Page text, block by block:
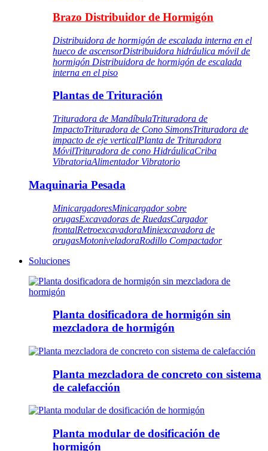
Brazo Distribuidor de Hormigón
Distribuidora de hormigón de escalada interna en el
hueco de ascensorDistribuidora hidráulica móvil de
hormigón Distribuidora de hormigón de escalada
interna en el piso
Plantas de Trituración
Trituradora de MandíbulaTrituradora de
ImpactoTrituradora de Cono SimonsTrituradora de
impacto de eje verticalPlanta de Trituradora
MóvilTrituradora de cono HidráulicaCriba
VibratoriaAlimentador Vibratorio
Maquinaria Pesada
MinicargadoresMinicargador sobre
orugasExcavadoras de RuedasCargador
frontalRetroexcavadoraMiniexcavadora de
orugasMotoniveladoraRodillo Compactador
Soluciones
Planta dosificadora de hormigón sin
mezcladora de hormigón
Planta mezcladora de concreto con sistema
de calefacción
Planta modular de dosificación de
hormigón